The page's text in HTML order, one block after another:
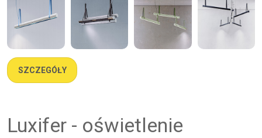
SZCZEGÓŁY
Luxifer - oświetlenie